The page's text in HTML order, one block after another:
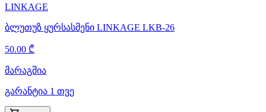
LINKAGE
ბლუთუზ ყურსასმენი LINKAGE LKB-26
50.00 ₾
მარაგშია
გარანტია 1 თვე